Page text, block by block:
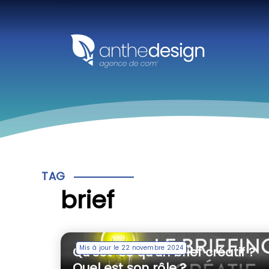
TAG
brief
Mis à jour le 22 novembre 2024
Qu’est-ce qu’un brief créatif ?